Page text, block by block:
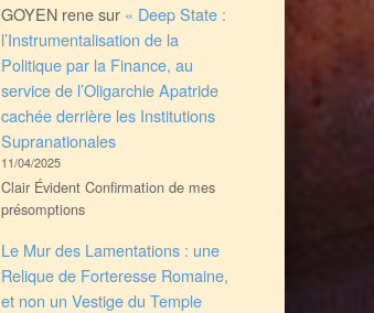
GOYEN renesur « Deep State :
l’Instrumentalisation de la
Politique par la Finance, au
service de l’Oligarchie Apatride
cachée derrière les Institutions
Supranationales
11/04/2025
Clair Évident Confirmation de mes
présomptions
Le Mur des Lamentations : une
Relique de Forteresse Romaine,
et non un Vestige du Temple